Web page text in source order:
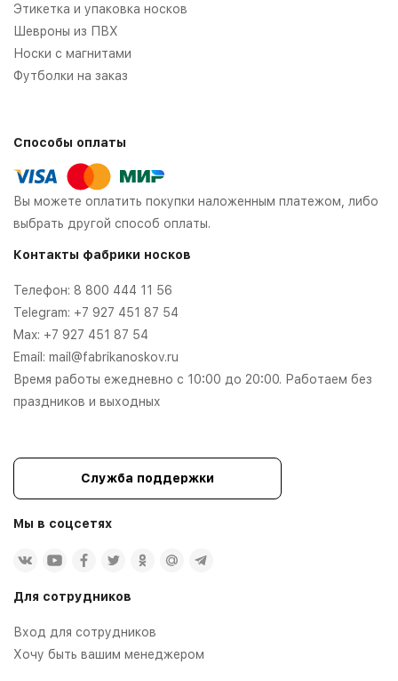
Этикетка и упаковка носков
Шевроны из ПВХ
Носки с магнитами
Футболки на заказ
Способы оплаты
Вы можете оплатить покупки наложенным платежом, либо
выбрать другой способ оплаты.
Контакты фабрики носков
Телефон: 8 800 444 11 56
Telegram: +7 927 451 87 54
Max: +7 927 451 87 54
Email: mail@fabrikanoskov.ru
Время работы ежедневно с 10:00 до 20:00. Работаем без
праздников и выходных
Служба поддержки
Мы в соцсетях
Для сотрудников
Вход для сотрудников
Хочу быть вашим менеджером